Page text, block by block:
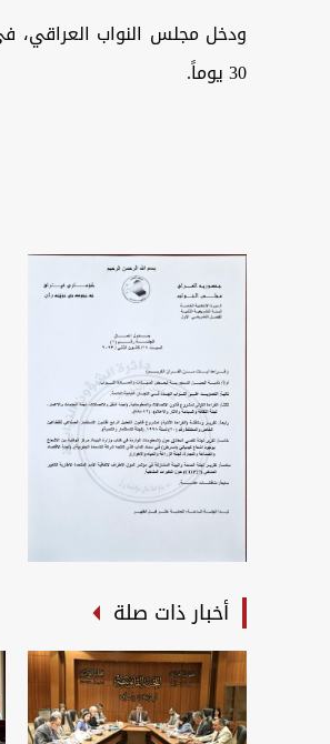
ودخل مجلس النواب العراقي،
30 يوماً.
أخبار ذات صلة